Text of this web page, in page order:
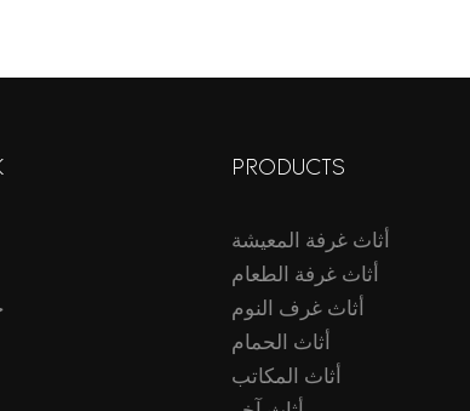
PRODUCTS
أثاث غرفة المعيشة
أثاث غرفة الطعام
أثاث غرف النوم
أثاث الحمام
أثاث المكاتب